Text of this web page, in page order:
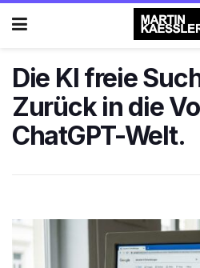
Die KI freie
Zurück in die
ChatGPT-Welt.